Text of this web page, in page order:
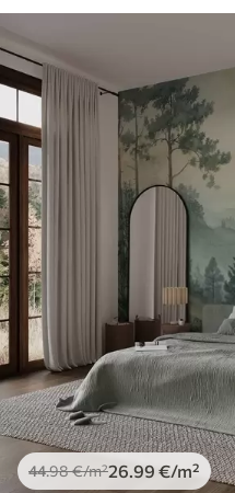
44.98€/m²26.99 €/m²